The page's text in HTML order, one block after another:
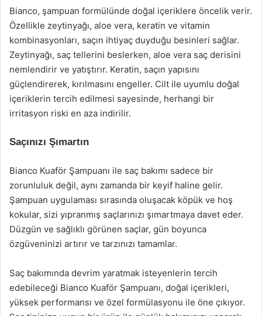
Bianco, şampuan formülünde doğal içeriklere öncelik verir.
Özellikle zeytinyağı, aloe vera, keratin ve vitamin
kombinasyonları, saçın ihtiyaç duyduğu besinleri sağlar.
Zeytinyağı, saç tellerini beslerken, aloe vera saç derisini
nemlendirir ve yatıştırır. Keratin, saçın yapısını
güçlendirerek, kırılmasını engeller. Cilt ile uyumlu doğal
içeriklerin tercih edilmesi sayesinde, herhangi bir
irritasyon riski en aza indirilir.
Saçınızı Şımartın
Bianco Kuaför Şampuanı ile saç bakımı sadece bir
zorunluluk değil, aynı zamanda bir keyif haline gelir.
Şampuan uygulaması sırasında oluşacak köpük ve hoş
kokular, sizi yıpranmış saçlarınızı şımartmaya davet eder.
Düzgün ve sağlıklı görünen saçlar, gün boyunca
özgüveninizi artırır ve tarzınızı tamamlar.
Saç bakımında devrim yaratmak isteyenlerin tercih
edebileceği Bianco Kuaför Şampuanı, doğal içerikleri,
yüksek performansı ve özel formülasyonu ile öne çıkıyor.